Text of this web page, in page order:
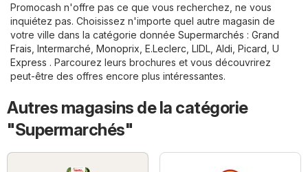
Promocash n'offre pas ce que vous recherchez, ne vous
inquiétez pas. Choisissez n'importe quel autre magasin de
votre ville dans la catégorie donnée Supermarchés : Grand
Frais Intermarché Monoprix E.Leclerc LIDL Aldi Picard U
Express . Parcourez leurs brochures et vous découvrirez
peut-être des offres encore plus intéressantes.
Autres magasins de la catégorie
"Supermarchés"